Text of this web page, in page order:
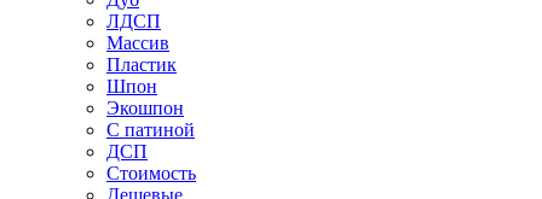
ЛДСП
Массив
Пластик
Шпон
Экошпон
С патиной
ДСП
Стоимость
Дешевые